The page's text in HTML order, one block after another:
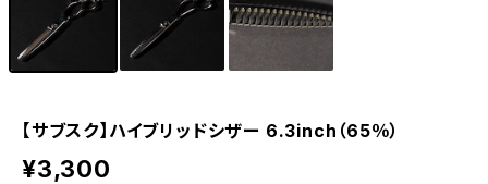
【サブスク】ハイブリッドシザー 6.3inch（65％）
¥3,300